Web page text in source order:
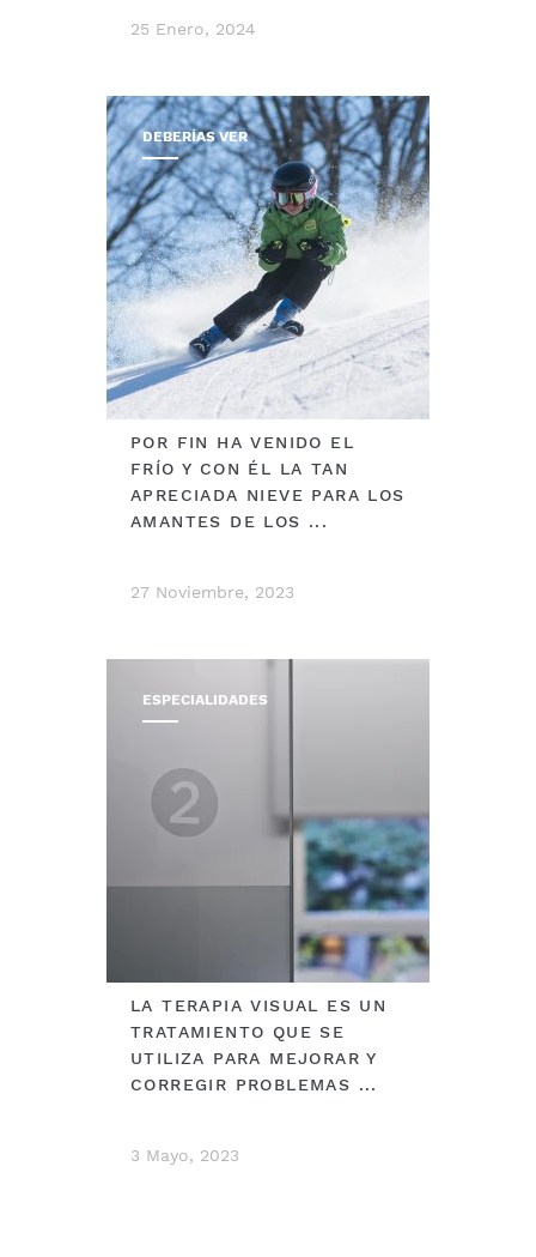
25 Enero, 2024
DEBERÍAS VER
POR FIN HA VENIDO EL
FRÍO Y CON ÉL LA TAN
APRECIADA NIEVE PARA LOS
AMANTES DE LOS ...
27 Noviembre, 2023
ESPECIALIDADES
LA TERAPIA VISUAL ES UN
TRATAMIENTO QUE SE
UTILIZA PARA MEJORAR Y
CORREGIR PROBLEMAS ...
3 Mayo, 2023